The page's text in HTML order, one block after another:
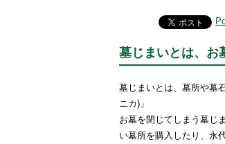
墓じまいとは、お
墓じまいとは、墓所や墓
ニカ)」
お墓を閉じてしまう墓じ
い墓所を購入したり、永